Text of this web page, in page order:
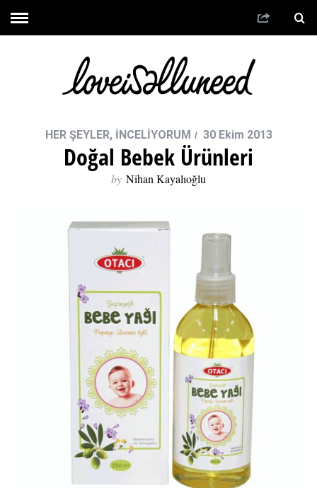
HER ŞEYLER, İNCELİYORUM 30 Ekim 2013
Doğal Bebek Ürünleri
by Nihan Kayalıoğlu